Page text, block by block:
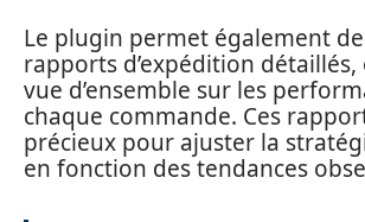
Le plugin permet également
rapports d’expédition
vue d’ensemble sur les
chaque commande. Ces
précieux pour ajuster la
en fonction des tendances